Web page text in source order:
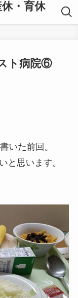
・育休
ト病院⑥
いた前回。
と思います。